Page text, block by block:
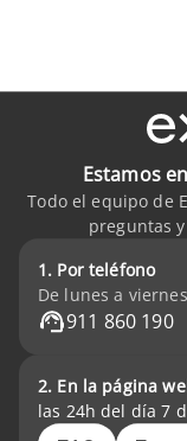
Estamos
Todo el equipo de
preguntas
1. Por teléfono
De lunes a
911 860 190
2. En la página
las 24h del día 7